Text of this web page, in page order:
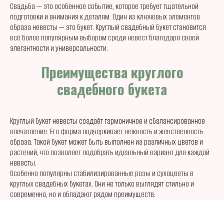
Свадьба — это особенное событие, которое требует тщательной
подготовки и внимания к деталям. Один из ключевых элементов
образа невесты — это букет. Круглый свадебный букет становится
всё более популярным выбором среди невест благодаря своей
элегантности и универсальности.
Преимущества круглого
свадебного букета
Круглый букет невесты создаёт гармоничное и сбалансированное
впечатление. Его форма подчёркивает нежность и женственность
образа. Такой букет может быть выполнен из различных цветов и
растений, что позволяет подобрать идеальный вариант для каждой
невесты.
Особенно популярны стабилизированные розы и сухоцветы в
круглых свадебных букетах. Они не только выглядят стильно и
современно, но и обладают рядом преимуществ: